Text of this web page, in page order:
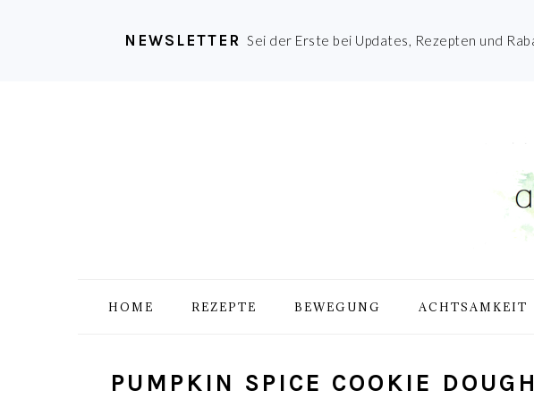
NEWSLETTER Sei der Erste bei Updates, Rezepten und
HOME REZEPTE BEWEGUNG ACHTSAMKEIT
PUMPKIN SPICE COOKIE